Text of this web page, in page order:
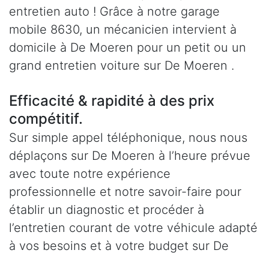
entretien auto ! Grâce à notre garage
mobile 8630, un mécanicien intervient à
domicile à De Moeren pour un petit ou un
grand entretien voiture sur De Moeren .
Efficacité & rapidité à des prix
compétitif.
Sur simple appel téléphonique, nous nous
déplaçons sur De Moeren à l’heure prévue
avec toute notre expérience
professionnelle et notre savoir-faire pour
établir un diagnostic et procéder à
l’entretien courant de votre véhicule adapté
à vos besoins et à votre budget sur De